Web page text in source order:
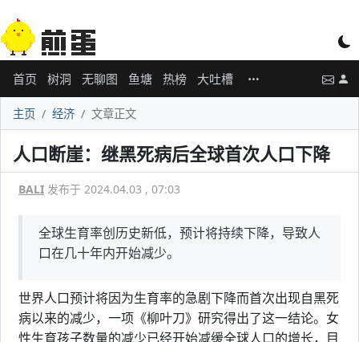
首页 树洞 无聊图 鱼塘 热榜 大吐槽
主页 经济 文章正文
人口断崖：继黑死病后全球首次人口下降
BALI 发布于 2024.04.03 , 07:03
全球生育率创历史新低，预计将持续下降，导致人
口在几十年内开始减少。
世界人口预计将因为生育率的急剧下降而首次出现自黑死
病以来的减少，一项《柳叶刀》研究得出了这一结论。女
性生育孩子数量的减少已经开始减缓全球人口的增长，目